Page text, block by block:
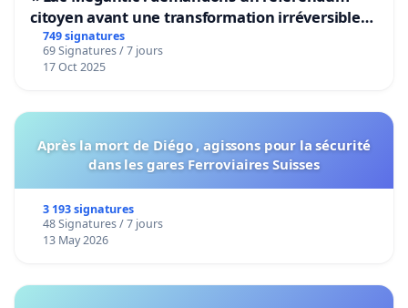
citoyen avant une transformation irréversible
de notre territoire »
749 signatures
69 Signatures / 7 jours
17 Oct 2025
Après la mort de Diégo , agissons pour la sécurité
dans les gares Ferroviaires Suisses
3 193 signatures
48 Signatures / 7 jours
13 May 2026